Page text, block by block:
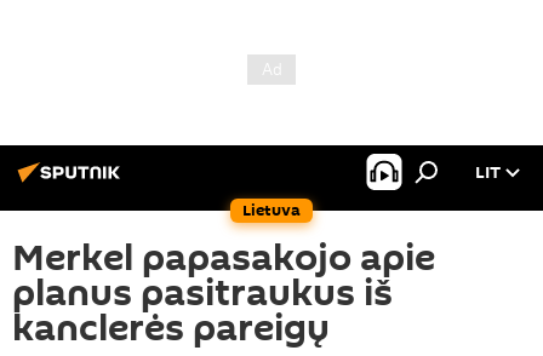
Lietuva
LIT
Merkel papasakojo apie
planus pasitraukus iš
kanclerės pareigų